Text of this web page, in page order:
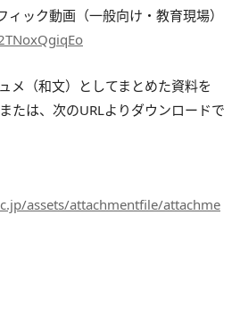
ック動画（一般向け・教育現場）
メ（和文）としてまとめた資料を
たは、次のURLよりダウンロードで
assets/attachmentfile/attachme